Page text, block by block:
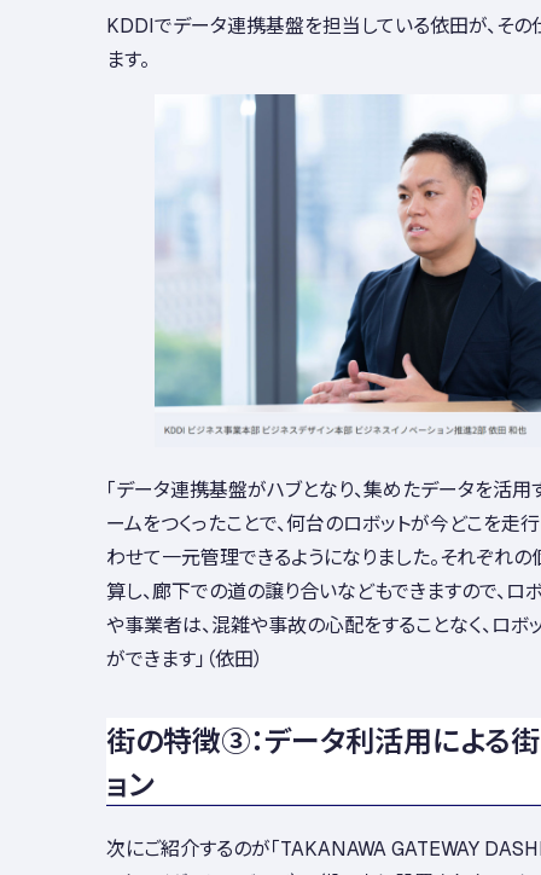
KDDIでデータ連携基盤を担当している依田が、そ
ます。
「データ連携基盤がハブとなり、集めたデータを活用
ームをつくったことで、何台のロボットが今どこを走
わせて一元管理できるようになりました。それぞれ
算し、廊下での道の譲り合いなどもできますので、ロ
や事業者は、混雑や事故の心配をすることなく、ロボ
ができます」（依田）
街の特徴③：データ利活用による
ョン
次にご紹介するのが「TAKANAWA GATEWAY